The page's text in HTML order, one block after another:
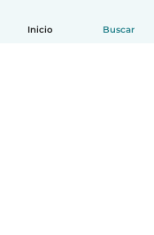
Inicio Buscar